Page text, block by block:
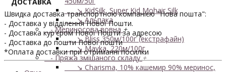
↘ KidSilk, Super Kid Mohair Silk
↘ Альпака
- Мериносова вовна+
↘ Bliss 350м/100г (екстрафайн)
↘ Mavka, 220м/100г
- Пряжа змішаного складу+
↘ Charisma, 10% кашемир 90% меринос,
Швидка доставка транспортною компанією "Нова пошта":
- Доставка у відділення Нової Пошти.
- Доставка кур'єром Нової Пошти за адресою
- Доставка до пошти Нової пошти
*Оплата доставки при отриманні посилки